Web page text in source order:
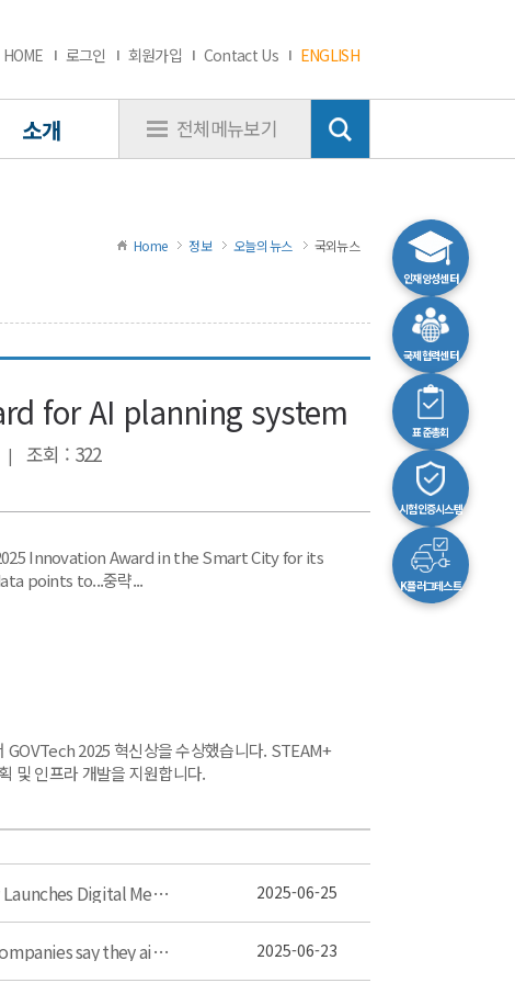
HOME 로그인 회원가입 Contact Us ENGLISH
소개 전체메뉴보기
Home 정보 오늘의 뉴스 국외뉴스
for AI planning system
| 조회 : 322
Innovation Award in the Smart City for its
points to...중략...
GOVTech 2025 혁신상을 수상했습니다. STEAM+
및 인프라 개발을 지원합니다.
Trump’s Transportation Secretary Sean P. Duffy Launches Digital Medical Certification to Cut Fraud and Boost Safety 2025-06-25
Worldline and Matawan team up for ticketing Companies say they aim to streamline public transit ticketing 2025-06-23
인재양성센터
국제협력센터
표준총회
시험인증시스템
K플러그테스트